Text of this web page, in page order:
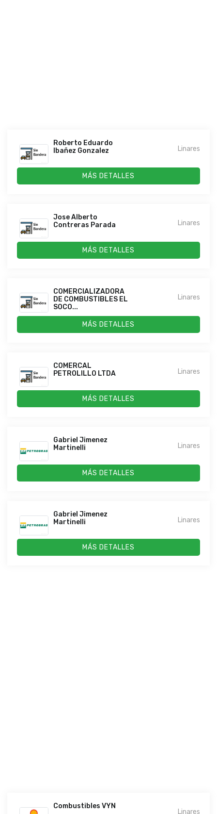
Roberto Eduardo
Ibañez Gonzalez
Linares
MÁS DETALLES
Jose Alberto
Contreras Parada
Linares
MÁS DETALLES
COMERCIALIZADORA
DE COMBUSTIBLES EL
SOCO...
Linares
MÁS DETALLES
COMERCAL
PETROLILLO LTDA
Linares
MÁS DETALLES
Gabriel Jimenez
Martinelli
Linares
MÁS DETALLES
Gabriel Jimenez
Martinelli
Linares
MÁS DETALLES
Combustibles VYN
Linares